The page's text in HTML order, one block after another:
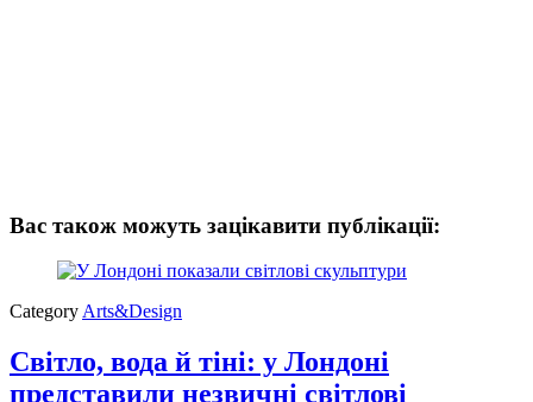
Вас також можуть зацікавити публікації:
Category Arts&Design
Світло, вода й тіні: у Лондоні
представили незвичні світлові